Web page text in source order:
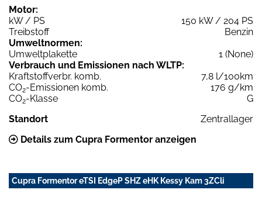
Motor:
kW / PS
150 kW / 204 PS
Treibstoff
Benzin
Umweltnormen:
Umweltplakette
1 (None)
Verbrauch und Emissionen nach WLTP:
Kraftstoffverbr. komb.
7,8 l/100km
CO2-Emissionen komb.
176 g/km
CO2-Klasse
G
Standort
Zentrallager
Details zum Cupra Formentor anzeigen
Cupra Formentor eTSI EdgeP SHZ eHK Kessy Kam 3ZCli